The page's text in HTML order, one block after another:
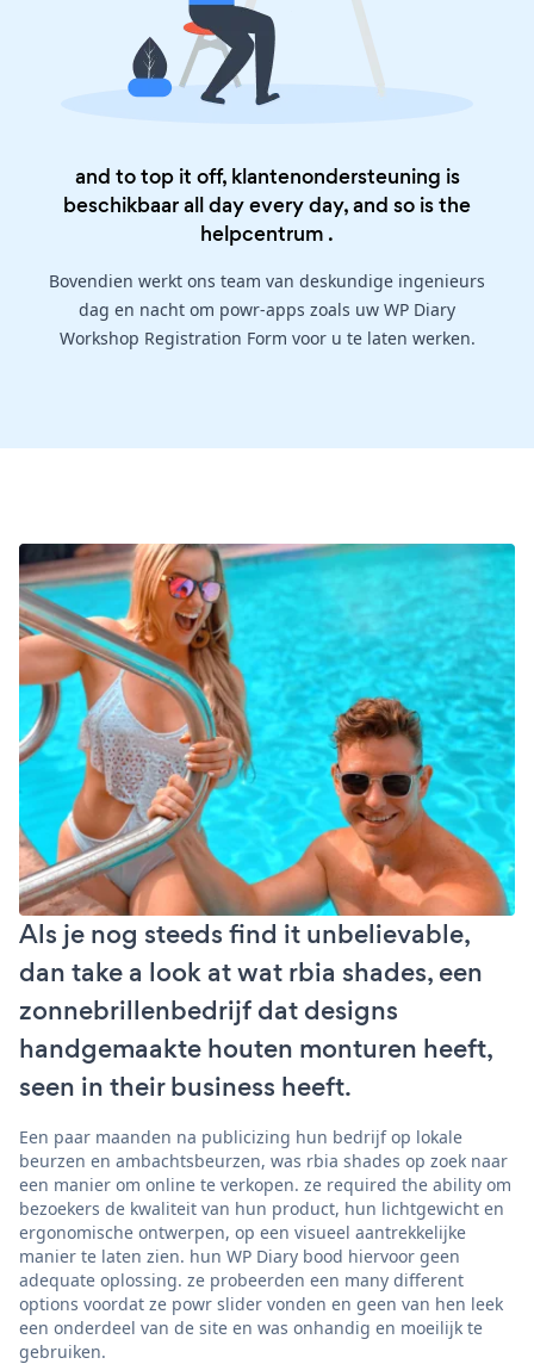
and to top it off, klantenondersteuning is
beschikbaar all day every day, and so is the
helpcentrum .
Bovendien werkt ons team van deskundige ingenieurs
dag en nacht om powr-apps zoals uw WP Diary
Workshop Registration Form voor u te laten werken.
Als je nog steeds find it unbelievable,
dan take a look at wat rbia shades, een
zonnebrillenbedrijf dat designs
handgemaakte houten monturen heeft,
seen in their business heeft.
Een paar maanden na publicizing hun bedrijf op lokale
beurzen en ambachtsbeurzen, was rbia shades op zoek naar
een manier om online te verkopen. ze required the ability om
bezoekers de kwaliteit van hun product, hun lichtgewicht en
ergonomische ontwerpen, op een visueel aantrekkelijke
manier te laten zien. hun WP Diary bood hiervoor geen
adequate oplossing. ze probeerden een many different
options voordat ze powr slider vonden en geen van hen leek
een onderdeel van de site en was onhandig en moeilijk te
gebruiken.